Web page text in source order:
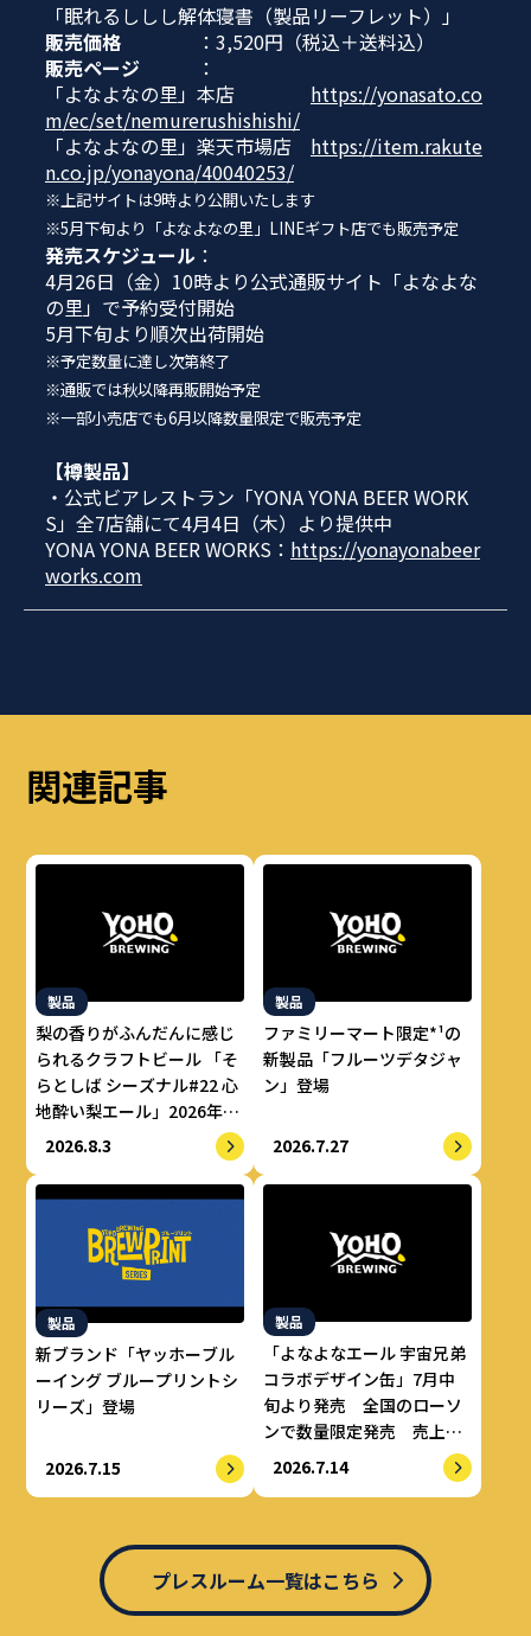
「眠れるししし解体寝書（製品リーフレット）」
販売価格 ：3,520円（税込＋送料込）
販売ページ ：
「よなよなの里」本店 https://yonasato.co
m/ec/set/nemurerushishishi/
「よなよなの里」楽天市場店 https://item.rakute
n.co.jp/yonayona/40040253/
※上記サイトは9時より公開いたします
※5月下旬より「よなよなの里」LINEギフト店でも販売予定
発売スケジュール ：
4月26日（金）10時より公式通販サイト「よなよな
の里」で予約受付開始
5月下旬より順次出荷開始
※予定数量に達し次第終了
※通販では秋以降再販開始予定
※一部小売店でも6月以降数量限定で販売予定
【樽製品】
・公式ビアレストラン「YONA YONA BEER WORK
S」全7店舗にて4月4日（木）より提供中
YONA YONA BEER WORKS： https://yonayonabeer
works.com
関連記事
製品
梨の香りがふんだんに感じ
られるクラフトビール 「そ
らとしば シーズナル#22 心
地酔い梨エール」2026年8
月上旬より数量限定で提供
2026.8.3
製品
ファミリーマート限定*¹の
新製品「フルーツデタジャ
ン」登場
2026.7.27
製品
新ブランド「ヤッホーブル
ーイング ブループリントシ
リーズ」登場
2026.7.15
製品
「よなよなエール 宇宙兄弟
コラボデザイン缶」7月中
旬より発売 全国のローソ
ンで数量限定発売 売上の
一部をALS治療研究費とし
2026.7.14
プレスルーム一覧はこちら